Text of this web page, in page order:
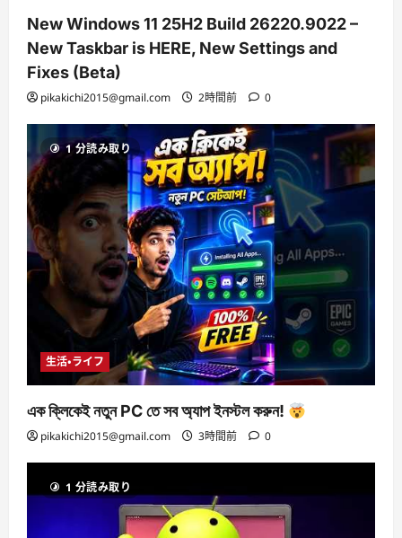
New Windows 11 25H2 Build 26220.9022 –
New Taskbar is HERE, New Settings and
Fixes (Beta)
pikakichi2015@gmail.com 2時間前 0
1 分読み取り
生活・ライフ
এক ক্লিকেই নতুন PC তে সব অ্যাপ ইনস্টল করুন!
pikakichi2015@gmail.com 3時間前 0
1 分読み取り